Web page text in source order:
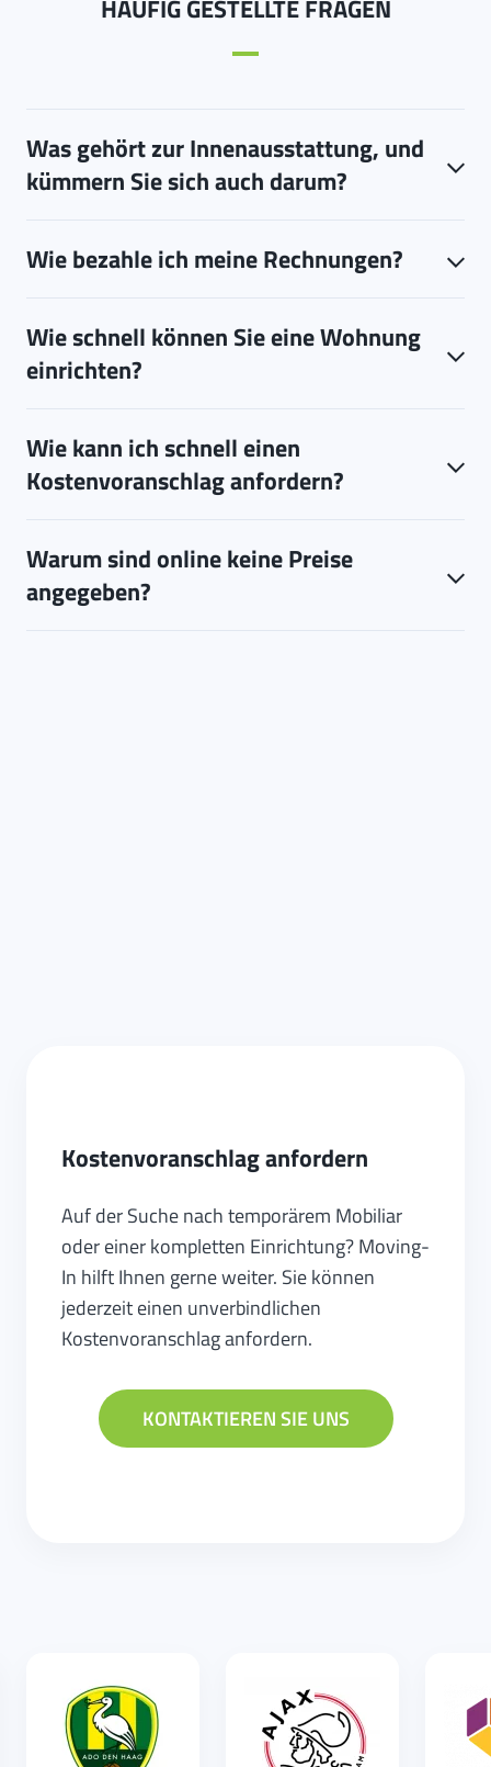
HÄUFIG GESTELLTE FRAGEN
Was gehört zur Innenausstattung, und
kümmern Sie sich auch darum?
Wie bezahle ich meine Rechnungen?
Wie schnell können Sie eine Wohnung
einrichten?
Wie kann ich schnell einen
Kostenvoranschlag anfordern?
Warum sind online keine Preise
angegeben?
Kostenvoranschlag anfordern
Auf der Suche nach temporärem Mobiliar
oder einer kompletten Einrichtung? Moving-
In hilft Ihnen gerne weiter. Sie können
jederzeit einen unverbindlichen
Kostenvoranschlag anfordern.
KONTAKTIEREN SIE UNS